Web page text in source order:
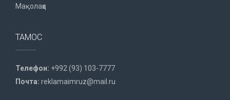
Мақолаҳо
ТАМОС
Телефон: +992 (93) 103-7777
Почта: reklamaimruz@mail.ru